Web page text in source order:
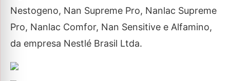
Nestogeno, Nan Supreme Pro, Nanlac Supreme
Pro, Nanlac Comfor, Nan Sensitive e Alfamino,
da empresa Nestlé Brasil Ltda.